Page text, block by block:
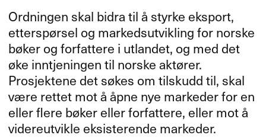
Ordningen skal bidra til å styrke eksport,
etterspørsel og markedsutvikling for norske
bøker og forfattere i utlandet, og med det
øke inntjeningen til norske aktører.
Prosjektene det søkes om tilskudd til, skal
være rettet mot å åpne nye markeder for en
eller flere bøker eller forfattere, eller mot å
videreutvikle eksisterende markeder.